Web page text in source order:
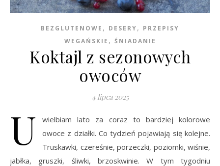
BEZGLUTENOWE , DESERY, PRZEPISY
WEGAŃSKIE , ŚNIADANIE
Koktajl z sezonowych
owoców
4 lipca 2025
U
wielbiam lato za coraz to bardziej kolorowe
owoce z działki. Co tydzień pojawiają się kolejne.
Truskawki, czereśnie, porzeczki, poziomki, wiśnie,
jabłka, gruszki, śliwki, brzoskwinie. W tym tygodniu